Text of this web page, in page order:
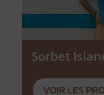
Sorbet
VOIR LES